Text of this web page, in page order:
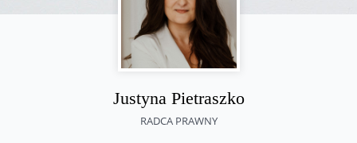
Justyna Pietraszko
RADCA PRAWNY